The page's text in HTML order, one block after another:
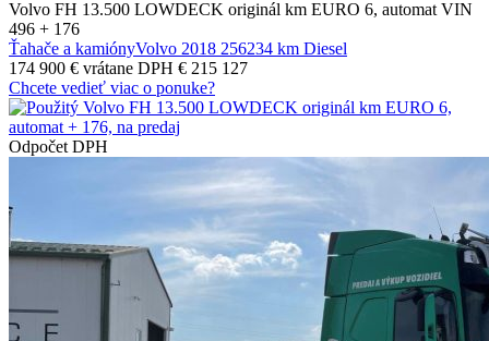
Volvo FH 13.500 LOWDECK originál km EURO 6, automat VIN
496 + 176
Ťahače a kamiónyVolvo 2018 256234 km Diesel
174 900 € vrátane DPH € 215 127
Chcete vedieť viac o ponuke?
Odpočet DPH